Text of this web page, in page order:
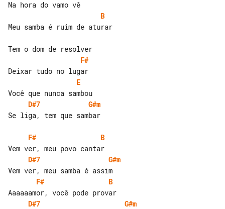
B
Meu samba é ruim de aturar
F#
E
D#7
G#m
Se liga, tem que sambar
F#
B
D#7
G#m
F#
B
D#7
G#m